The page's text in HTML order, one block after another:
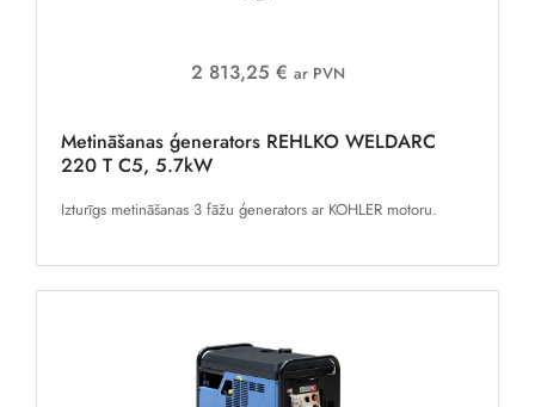
2 813,25 € ar PVN
Metināšanas ģenerators REHLKO WELDARC
220 T C5, 5.7kW
Izturīgs metināšanas 3 fāžu ģenerators ar KOHLER motoru.